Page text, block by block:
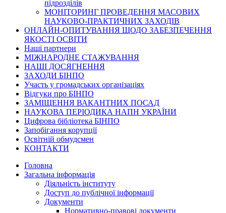
підрозділів
МОНІТОРИНГ ПРОВЕДЕННЯ МАСОВИХ
НАУКОВО-ПРАКТИЧНИХ ЗАХОДІВ
ОНЛАЙН-ОПИТУВАННЯ ЩОДО ЗАБЕЗПЕЧЕННЯ
ЯКОСТІ ОСВІТИ
Наші партнери
МІЖНАРОДНЕ СТАЖУВАННЯ
НАШІ ДОСЯГНЕННЯ
ЗАХОДИ БІНПО
Участь у громадських організаціях
Відгуки про БІНПО
ЗАМІЩЕННЯ ВАКАНТНИХ ПОСАД
НАУКОВА ПЕРІОДИКА НАПН УКРАЇНИ
Цифрова бібліотека БІНПО
Запобігання корупції
Освітній обмудсмен
КОНТАКТИ
Головна
Загальна інформація
Діяльність інституту
Доступ до публічної інформації
Документи
Нормативно-правові документи